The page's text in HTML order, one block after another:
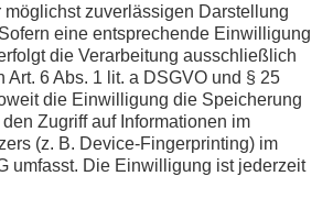
möglichst zuverlässigen Darstellung
eine entsprechende Einwilligung
die Verarbeitung ausschließlich
Art. 6 Abs. 1 lit. a DSGVO und § 25
die Einwilligung die Speicherung
Zugriff auf Informationen im
(z. B. Device-Fingerprinting) im
umfasst. Die Einwilligung ist jederzeit